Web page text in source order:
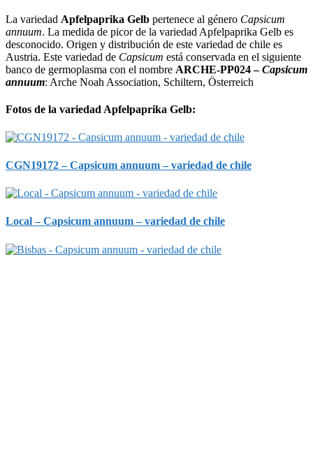
La variedad Apfelpaprika Gelb pertenece al género Capsicum
annuum. La medida de picor de la variedad Apfelpaprika Gelb es
desconocido. Origen y distribución de este variedad de chile es
Austria. Este variedad de Capsicum está conservada en el siguiente
banco de germoplasma con el nombre ARCHE-PP024 –Capsicum
annuum: Arche Noah Association, Schiltern, Österreich
Fotos de la variedad Apfelpaprika Gelb:
CGN19172 – Capsicum annuum – variedad de chile
Local – Capsicum annuum – variedad de chile